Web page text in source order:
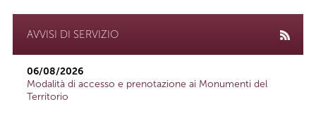
AVVISI DI SERVIZIO
06/08/2026
Modalità di accesso e prenotazione ai Monumenti del
Territorio